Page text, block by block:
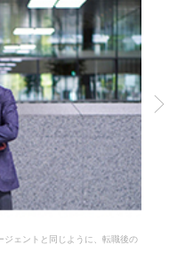
ジェントと同じように、転職後の